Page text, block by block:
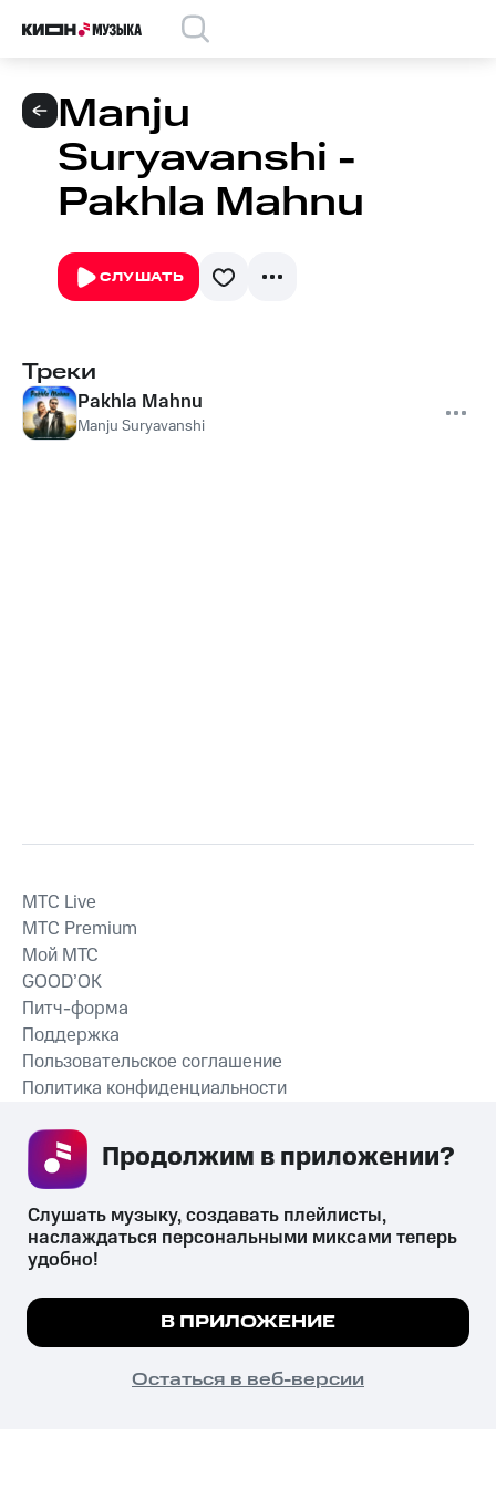
Manju
Suryavanshi -
Pakhla Mahnu
СЛУШАТЬ
Треки
Pakhla Mahnu
Manju Suryavanshi
СКАЧАТЬ ПРИЛОЖЕНИЕ
MTС Live
MTС Premium
Мой МТС
GOOD’OK
Питч-форма
Поддержка
Пользовательское соглашение
Политика конфиденциальности
психотропных веществ, их аналогов причиняет вред здоровью,
их незаконный оборот запрещён и влечёт установленную
законодательством ответственность.
© 2026 ООО «КИОН».
Все права защищены
Мы используем куки, чтобы на сайте все
Подробнее
ПОНЯТНО
Слушать музыку, создавать плейлисты,
наслаждаться персональными миксами теперь
удобно!
В ПРИЛОЖЕНИЕ
Остаться в веб-версии